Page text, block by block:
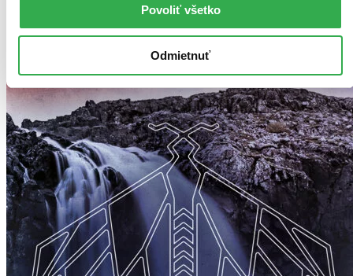
Povoliť všetko
Odmietnuť